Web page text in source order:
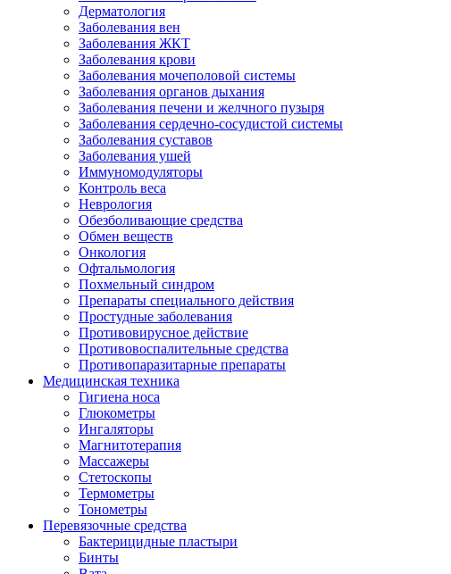
Дерматология
Заболевания вен
Заболевания ЖКТ
Заболевания крови
Заболевания мочеполовой системы
Заболевания органов дыхания
Заболевания печени и желчного пузыря
Заболевания сердечно-сосудистой системы
Заболевания суставов
Заболевания ушей
Иммуномодуляторы
Контроль веса
Неврология
Обезболивающие средства
Обмен веществ
Онкология
Офтальмология
Похмельный синдром
Препараты специального действия
Простудные заболевания
Противовирусное действие
Противовоспалительные средства
Противопаразитарные препараты
Медицинская техника
Гигиена носа
Глюкометры
Ингаляторы
Магнитотерапия
Массажеры
Стетоскопы
Термометры
Тонометры
Перевязочные средства
Бактерицидные пластыри
Бинты